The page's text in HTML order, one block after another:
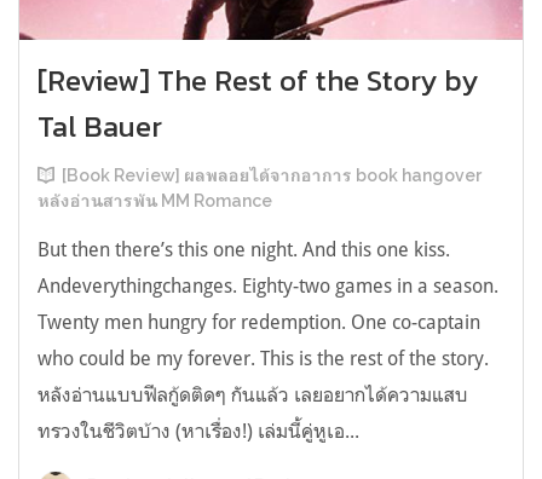
[Review] The Rest of the Story by
Tal Bauer
[Book Review] ผลพลอยได้จากอาการ book hangover
หลังอ่านสารพัน MM Romance
But then there’s this one night. And this one kiss.
Andeverythingchanges. Eighty-two games in a season.
Twenty men hungry for redemption. One co-captain
who could be my forever. This is the rest of the story.
หลังอ่านแบบฟีลกู้ดติดๆ กันแล้ว เลยอยากได้ความแสบ
ทรวงในชีวิตบ้าง (หาเรื่อง!) เล่มนี้คู่หูเอ...